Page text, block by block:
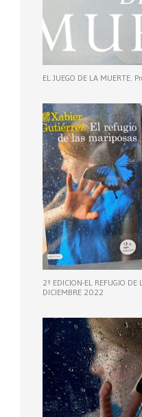
EL JUEGO DE LA MUERTE.
2ª EDICION-EL REFUGIO DE
DICIEMBRE 2022